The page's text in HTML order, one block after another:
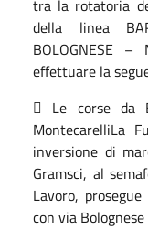
tra la rotatoria
della linea
BOLOGNESE –
effettuare la
 Le corse da
MontecarelliLa
inversione di
Gramsci, al
Lavoro,
con via